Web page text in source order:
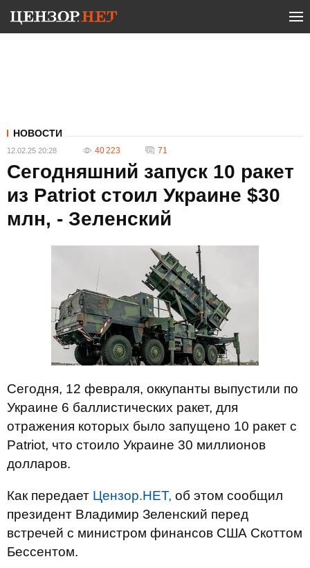
НОВОСТИ
12.02.25 20:28 40 223 71
Сегодняшний запуск 10 ракет
из Patriot стоил Украине $30
млн, - Зеленский
Сегодня, 12 февраля, оккупанты выпустили по
Украине 6 баллистических ракет, для
отражения которых было запущено 10 ракет с
Patriot, что стоило Украине 30 миллионов
долларов.
Как передает Цензор.НЕТ, об этом сообщил
президент Владимир Зеленский перед
встречей с министром финансов США Скоттом
Бессентом.